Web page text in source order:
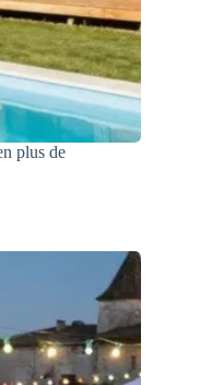
plus de